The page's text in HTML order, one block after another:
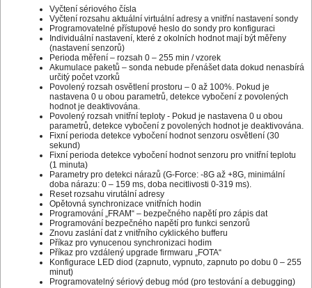
Vyčtení sériového čísla
Vyčtení rozsahu aktuální virtuální adresy a vnitřní nastavení sondy
Programovatelné přístupové heslo do sondy pro konfiguraci
Individuální nastavení, které z okolních hodnot mají být měřeny
(nastavení senzorů)
Perioda měření – rozsah 0 – 255 min / vzorek
Akumulace paketů – sonda nebude přenášet data dokud nenasbírá
určitý počet vzorků
Povolený rozsah osvětlení prostoru – 0 až 100%. Pokud je
nastavena 0 u obou parametrů, detekce vybočení z povolených
hodnot je deaktivována.
Povolený rozsah vnitřní teploty - Pokud je nastavena 0 u obou
parametrů, detekce vybočení z povolených hodnot je deaktivována.
Fixní perioda detekce vybočení hodnot senzoru osvětlení (30
sekund)
Fixní perioda detekce vybočení hodnot senzoru pro vnitřní teplotu
(1 minuta)
Parametry pro detekci nárazů (G-Force: -8G až +8G, minimální
doba nárazu: 0 – 159 ms, doba necitlivosti 0-319 ms).
Reset rozsahu virutální adresy
Opětovná synchronizace vnitřních hodin
Programování „FRAM“ – bezpečného napětí pro zápis dat
Programování bezpečného napětí pro funkci senzorů
Znovu zaslání dat z vnitřního cyklického bufferu
Příkaz pro vynucenou synchronizaci hodim
Příkaz pro vzdálený upgrade firmwaru „FOTA“
Konfigurace LED diod (zapnuto, vypnuto, zapnuto po dobu 0 – 255
minut)
Programovatelný sériový debug mód (pro testování a debugging)